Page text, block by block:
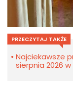
PRZECZYTAJ TAKŻE
Najciekawsze
sierpnia 2026